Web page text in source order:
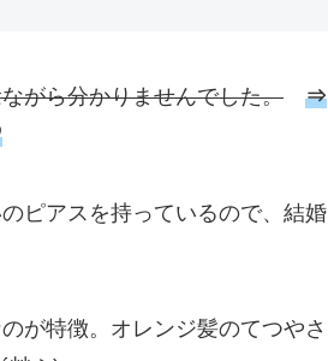
がら分かりませんでした。
⇒
ピアスを持っているので、結婚
が特徴。オレンジ髪のてつやさ